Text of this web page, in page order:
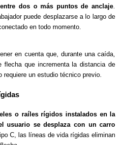
dos o más puntos de anclaje.
puede desplazarse a lo largo de
en todo momento.
en cuenta que, durante una caída,
flecha que incrementa la distancia de
un estudio técnico previo.
o raíles rígidos instalados en la
usuario se desplaza con un carro
C, las líneas de vida rígidas eliminan